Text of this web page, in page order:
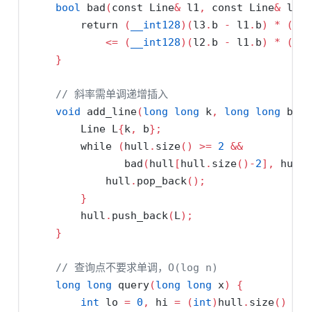
bool bad (const Line& l1 , const Line& l2
return
( __int128)(l3 . b - l1 . b) * (
<=
( __int128)(l2 . b - l1 . b) * (
}
// 斜率需单调递增插入
void add_line(long long k, long long b
        Line L
{k, b};
while
(hull . size() >= 2 &&
               bad
(hull [hull . size()-2], hull
            hull
. pop_back();
}
        hull
. push_back(L);
}
// 查询点不要求单调，O(log n)
long
long query(long long x)
{
int lo = 0 , hi = (int) hull . size()